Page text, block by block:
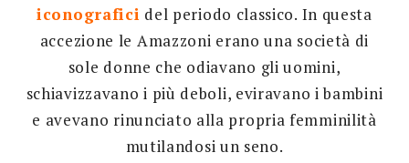
iconografici del periodo classico. In questa
accezione le Amazzoni erano una società di
sole donne che odiavano gli uomini,
schiavizzavano i più deboli, eviravano i bambini
e avevano rinunciato alla propria femminilità
mutilandosi un seno.